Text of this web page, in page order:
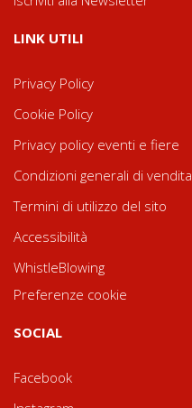
LINK UTILI
Privacy Policy
Cookie Policy
Privacy policy eventi e fiere
Condizioni generali di vendita
Termini di utilizzo del sito
Accessibilità
WhistleBlowing
Preferenze cookie
SOCIAL
Facebook